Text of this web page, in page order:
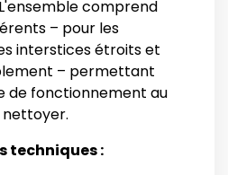
comprend
– pour les
interstices étroits et
– permettant
de fonctionnement au
techniques :